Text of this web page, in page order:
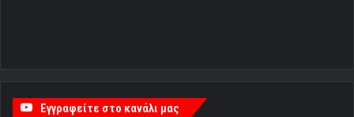
Εγγραφείτε στο κανάλι μας